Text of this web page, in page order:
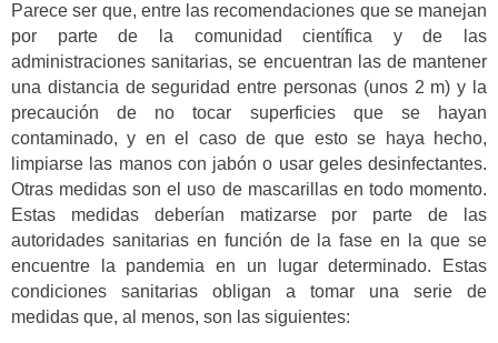
Parece ser que, entre las recomendaciones que se manejan
por parte de la comunidad científica y de las
administraciones sanitarias, se encuentran las de mantener
una distancia de seguridad entre personas (unos 2 m) y la
precaución de no tocar superficies que se hayan
contaminado, y en el caso de que esto se haya hecho,
limpiarse las manos con jabón o usar geles desinfectantes.
Otras medidas son el uso de mascarillas en todo momento.
Estas medidas deberían matizarse por parte de las
autoridades sanitarias en función de la fase en la que se
encuentre la pandemia en un lugar determinado. Estas
condiciones sanitarias obligan a tomar una serie de
medidas que, al menos, son las siguientes: